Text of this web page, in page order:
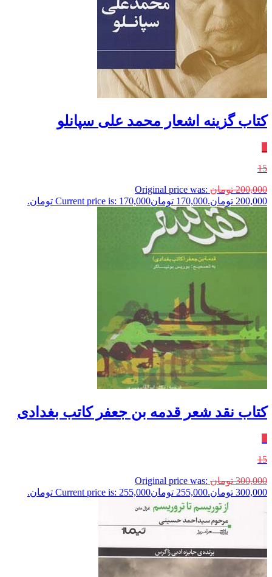
کتاب گزینه اشعار محمد علی سپانلو
15
200,000 تومان Original price was:
200,000 تومان.
170,000 تومانCurrent price is: 170,000 تومان.
کتاب نقد شعر قدمه بن جعفر کاتب بغدادی
15
300,000 تومان Original price was:
300,000 تومان.
255,000 تومانCurrent price is: 255,000 تومان.